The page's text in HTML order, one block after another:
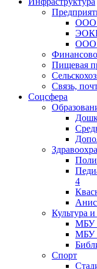
ООО
ООО
Пищевая
Связь,
Соцсфера
4
Культура
МБУ
МБУ
Спорт